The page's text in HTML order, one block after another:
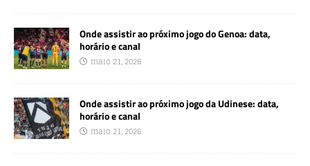
Onde assistir ao próximo jogo do Genoa: data,
horário e canal
maio 21, 2026
Onde assistir ao próximo jogo da Udinese: data,
horário e canal
maio 21, 2026